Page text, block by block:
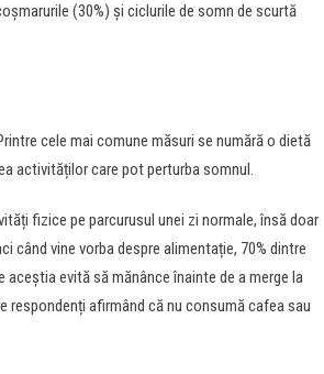
(30%) și ciclurile de somn de scurtă
cele mai comune măsuri se numără o dietă
activităților care pot perturba somnul.
fizice pe parcurusul unei zi normale, însă doar
când vine vorba despre alimentație, 70% dintre
evită să mănânce înainte de a merge la
respondenți afirmând că nu consumă cafea sau